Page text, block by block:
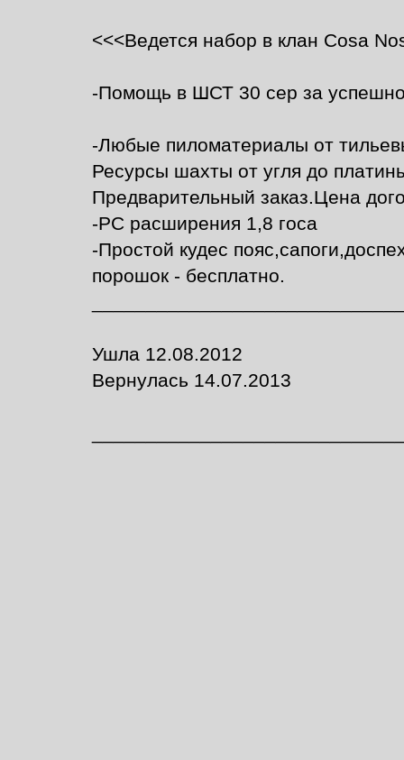
<<<Ведется набор в клан Cosa
-Помощь в ШСТ 30 сер за
-Любые пиломатериалы от
Ресурсы шахты от угля до
Предварительный заказ.Цена
-РС расширения 1,8 госа
-Простой кудес
порошок - бесплатно.
Ушла 12.08.2012
Вернулась 14.07.2013